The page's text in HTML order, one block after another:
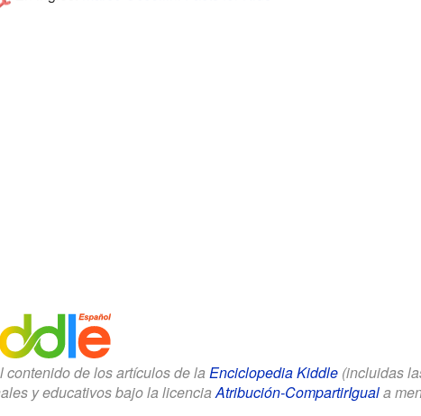
contenido de los artículos de la Enciclopedia Kiddle(incluidas
y educativos bajo la licenciaAtribución-CompartirIguala